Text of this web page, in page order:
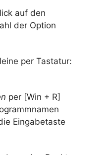
auf den
der Option
per Tastatur:
per [Win + R]
Eingabetaste